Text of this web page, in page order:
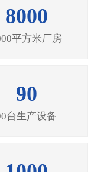
8000
平方米厂房
90
台生产设备